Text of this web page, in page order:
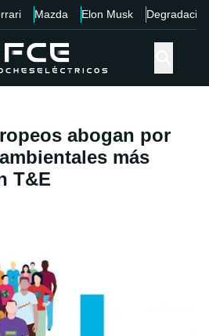
Mazda Elon Musk Degradación
abogan por
más
T&E